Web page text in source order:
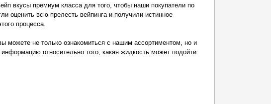
вкусы премиум класса для того, чтобы наши покупатели по
оценить всю прелесть вейпинга и получили истинное
процесса.
можете не только ознакомиться с нашим ассортиментом, но и
относительно того, какая жидкость может подойти